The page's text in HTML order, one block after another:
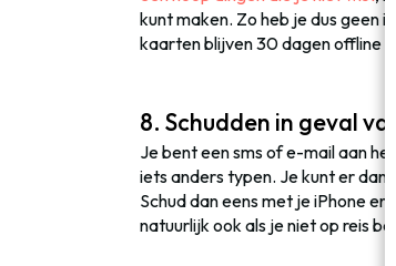
kunt maken. Zo heb je dus geen
kaarten blijven 30 dagen offline
8. Schudden in geval
Je bent een sms of e-mail aan
iets anders typen. Je kunt er dan
Schud dan eens met je iPhone
natuurlijk ook als je niet op reis